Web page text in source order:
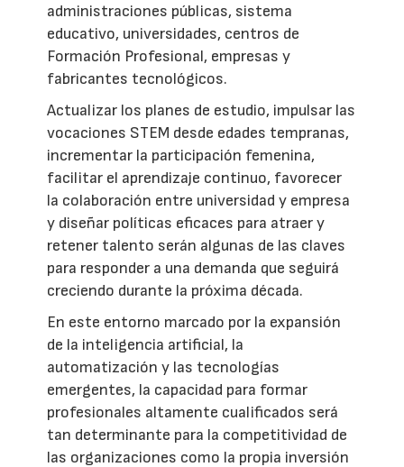
administraciones públicas, sistema
educativo, universidades, centros de
Formación Profesional, empresas y
fabricantes tecnológicos.
Actualizar los planes de estudio, impulsar las
vocaciones STEM desde edades tempranas,
incrementar la participación femenina,
facilitar el aprendizaje continuo, favorecer
la colaboración entre universidad y empresa
y diseñar políticas eficaces para atraer y
retener talento serán algunas de las claves
para responder a una demanda que seguirá
creciendo durante la próxima década.
En este entorno marcado por la expansión
de la inteligencia artificial, la
automatización y las tecnologías
emergentes, la capacidad para formar
profesionales altamente cualificados será
tan determinante para la competitividad de
las organizaciones como la propia inversión